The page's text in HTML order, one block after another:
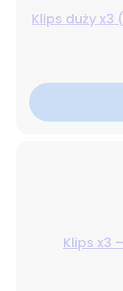
Klips duży x3
Klips x3